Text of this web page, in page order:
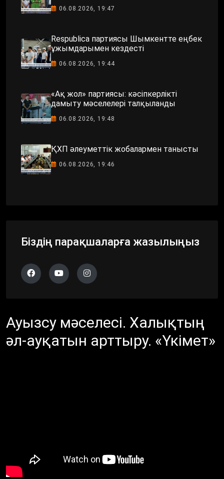
06.08.2026, 19:47
Respublica партиясы Шымкентте еңбек
ұжымдарымен кездесті
06.08.2026, 19:44
«Ақ жол» партиясы: кәсіпкерлікті
дамыту мәселелері талқыланды
06.08.2026, 19:48
ҚХП әлеуметтік жобалармен танысты
06.08.2026, 19:46
Біздің парақшаларға жазылыңыз
Ауызсу мәселесі. Халықтың
әл-ауқатын арттыру. «Үкімет»